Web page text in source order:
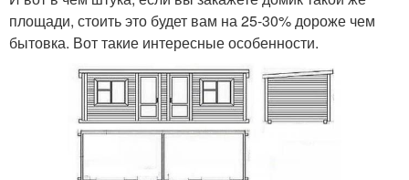
площади, стоить это будет вам на 25-30% дороже чем
бытовка. Вот такие интересные особенности.